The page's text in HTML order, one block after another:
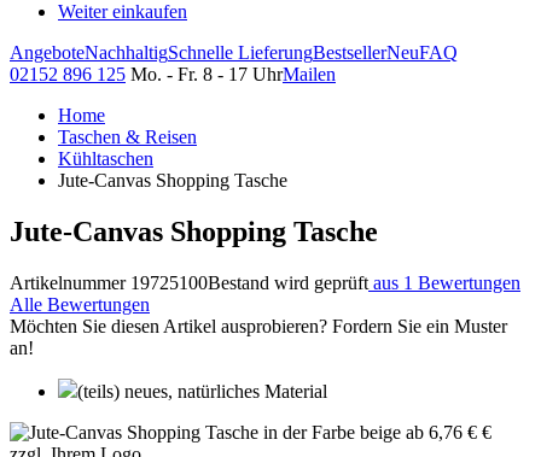
Weiter einkaufen
AngeboteNachhaltigSchnelle LieferungBestsellerNeuFAQ
02152 896 125 Mo. - Fr. 8 - 17 UhrMailen
Home
Taschen & Reisen
Kühltaschen
Jute-Canvas Shopping Tasche
Jute-Canvas Shopping Tasche
Artikelnummer 19725100Bestand wird geprüft aus 1 Bewertungen
Alle Bewertungen
Möchten Sie diesen Artikel ausprobieren? Fordern Sie ein Muster
an!
(teils) neues, natürliches Material